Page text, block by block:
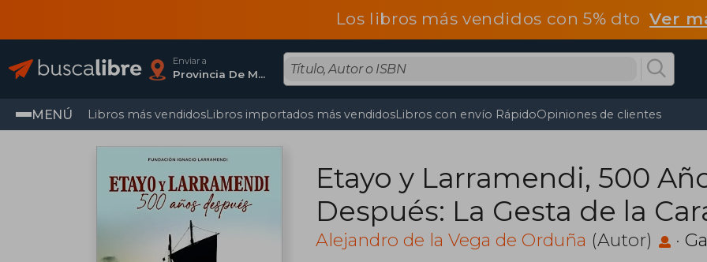
Los libros más vendidos con 5% dtoVer
Enviar a
Provincia De Madrid
MENÚ Libros más vendidosLibros importados más vendidosLibros con envío RápidoOpiniones de clientes
Etayo y Larramendi, 500
Después: La Gesta de la
Niña iii
Alejandro de la Vega de Orduña (Autor) ·